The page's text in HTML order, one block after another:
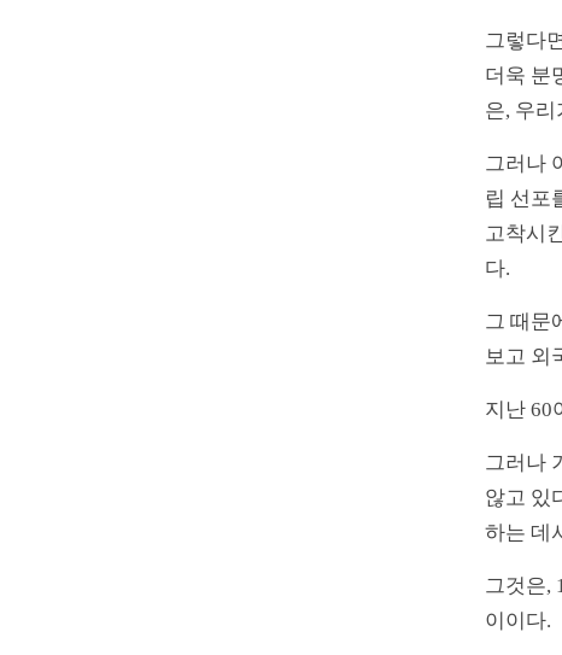
그렇다
더욱 분
은, 우
그러나
립 선포
고착시
다.
그 때문
보고 외
지난 60
그러나
않고 있
하는 데
그것은,
이이다.